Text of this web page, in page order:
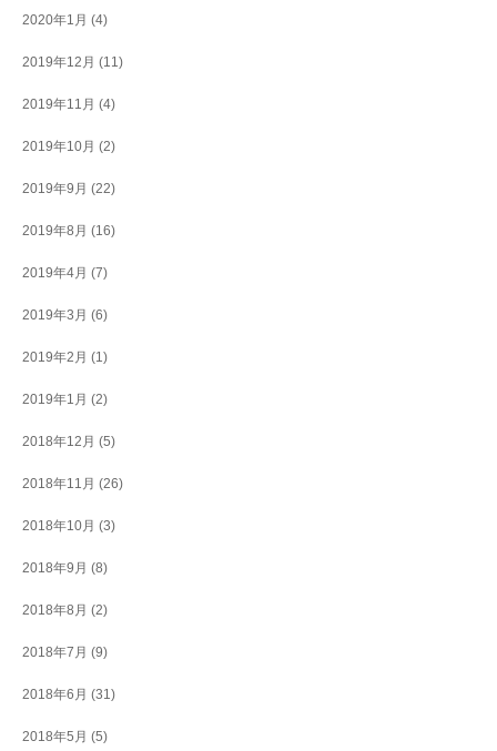
2020年1月 (4)
2019年12月 (11)
2019年11月 (4)
2019年10月 (2)
2019年9月 (22)
2019年8月 (16)
2019年4月 (7)
2019年3月 (6)
2019年2月 (1)
2019年1月 (2)
2018年12月 (5)
2018年11月 (26)
2018年10月 (3)
2018年9月 (8)
2018年8月 (2)
2018年7月 (9)
2018年6月 (31)
2018年5月 (5)